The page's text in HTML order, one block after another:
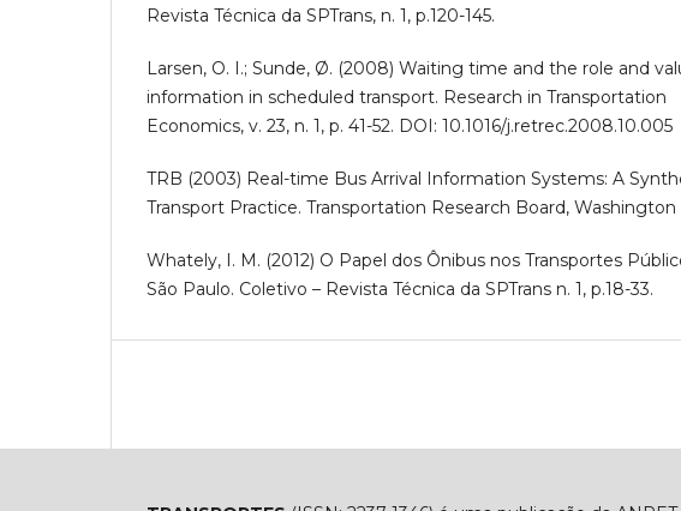
Revista Técnica da SPTrans, n. 1, p.120-145.
Larsen, O. I.; Sunde, Ø. (2008) Waiting time and the role and
information in scheduled transport. Research in Transportation
Economics, v. 23, n. 1, p. 41-52. DOI: 10.1016/j.retrec.2008.10.005
TRB (2003) Real-time Bus Arrival Information Systems: A
Transport Practice. Transportation Research Board, Washington
Whately, I. M. (2012) O Papel dos Ônibus nos Transportes
São Paulo. Coletivo – Revista Técnica da SPTrans n. 1, p.18-33.